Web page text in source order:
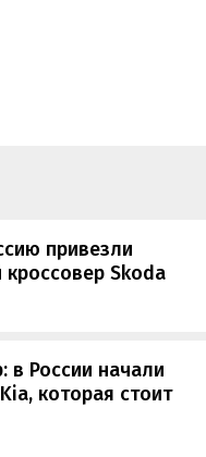
привезли
Skoda
в России начали
которая стоит